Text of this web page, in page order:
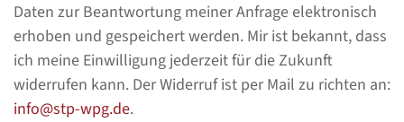
Daten zur Beantwortung meiner Anfrage elektronisch
erhoben und gespeichert werden. Mir ist bekannt, dass
ich meine Einwilligung jederzeit für die Zukunft
widerrufen kann. Der Widerruf ist per Mail zu richten an:
info@stp-wpg.de.